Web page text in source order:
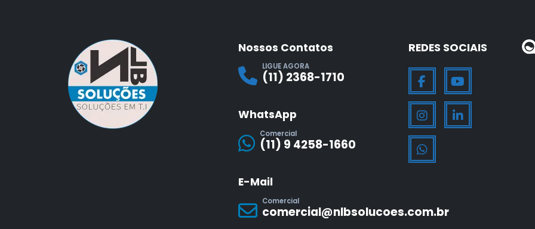
Nossos Contatos
LIGUE AGORA
(11) 2368-1710
WhatsApp
Comercial
(11) 9 4258-1660
E-Mail
Comercial
comercial@nlbsolucoes.com.br
REDES SOCIAIS